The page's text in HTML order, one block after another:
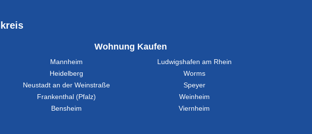
Wohnung Kaufen
Mannheim
Ludwigshafen am Rhein
Heidelberg
Worms
Neustadt an der Weinstraße
Speyer
Frankenthal (Pfalz)
Weinheim
Bensheim
Viernheim